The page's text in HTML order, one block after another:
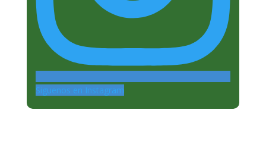
Siguenos en Instagram